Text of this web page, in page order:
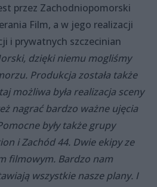
przez Zachodniopomorski
Film, a w jego realizacji
i prywatnych szczecinian
dzięki niemu mogliśmy
Produkcja została także
możliwa była realizacja sceny
nagrać bardzo ważne ujęcia
były także grupy
i Zachód 44. Dwie ekipy ze
filmowym. Bardzo nam
wszystkie nasze plany. I